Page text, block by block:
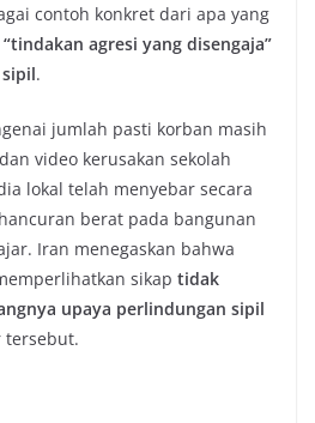
contoh konkret dari apa yang
“tindakan agresi yang disengaja”
.
jumlah pasti korban masih
video kerusakan sekolah
lokal telah menyebar secara
berat pada bangunan
Iran menegaskan bahwa
sikap tidak
upaya perlindungan sipil
tersebut.